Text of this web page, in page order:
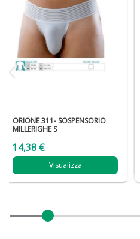
ORIONE 311- SOSPENSORIO
MILLERIGHE S
14,38 €
Visualizza